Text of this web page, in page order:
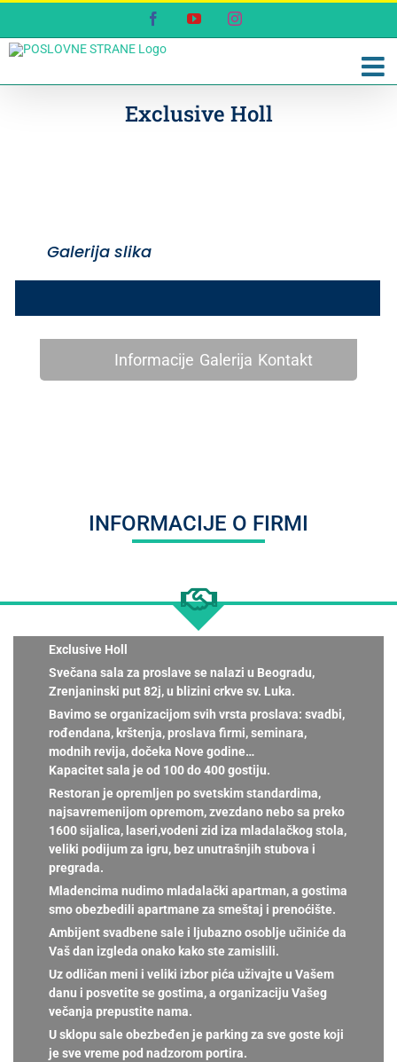
content
FacebookYouTubeInstagram
Exclusive Holl
Galerija slika
Informacije Galerija Kontakt
INFORMACIJE O FIRMI
Exclusive Holl
Svečana sala za proslave se nalazi u Beogradu,
Zrenjaninski put 82j, u blizini crkve sv. Luka.
Bavimo se organizacijom svih vrsta proslava: svadbi,
rođendana, krštenja, proslava firmi, seminara,
modnih revija, dočeka Nove godine…
Kapacitet sala je od 100 do 400 gostiju.
Restoran je opremljen po svetskim standardima,
najsavremenijom opremom, zvezdano nebo sa preko
1600 sijalica, laseri,vodeni zid iza mladalačkog stola,
veliki podijum za igru, bez unutrašnjih stubova i
pregrada.
Mladencima nudimo mladalački apartman, a gostima
smo obezbedili apartmane za smeštaj i prenoćište.
Ambijent svadbene sale i ljubazno osoblje učiniće da
Vaš dan izgleda onako kako ste zamislili.
Uz odličan meni i veliki izbor pića uživajte u Vašem
danu i posvetite se gostima, a organizaciju Vašeg
večanja prepustite nama.
U sklopu sale obezbeđen je parking za sve goste koji
je sve vreme pod nadzorom portira.